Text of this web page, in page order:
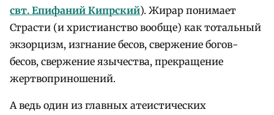
свт. Епифаний Кипрский). Жирар понимает
Страсти (и христианство вообще) как тотальный
экзорцизм, изгнание бесов, свержение богов-
бесов, свержение язычества, прекращение
жертвоприношений.
А ведь один из главных атеистических